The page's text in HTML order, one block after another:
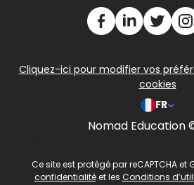
Cliquez-ici pour modifier vos
cookies
FR
Nomad Education
Ce site est protégé par reCAPTCHA et
confidentialitéet les Conditions